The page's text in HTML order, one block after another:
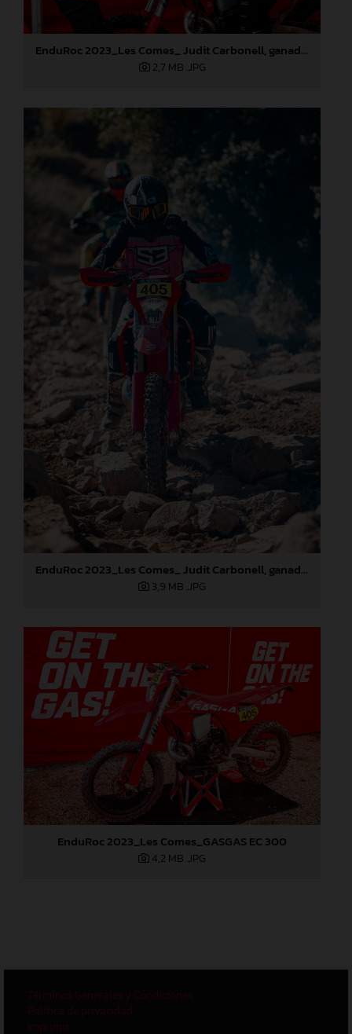
EnduRoc 2023_Les Comes_ Judit Carbonell, ganadora del concurso GASGAS
2,7 MB .JPG
EnduRoc 2023_Les Comes_ Judit Carbonell, ganadora del concurso GASGAS
3,9 MB .JPG
EnduRoc 2023_Les Comes_GASGAS EC 300
4,2 MB .JPG
Términos Generales y Condiciones
Política de privacidad
Imprimir